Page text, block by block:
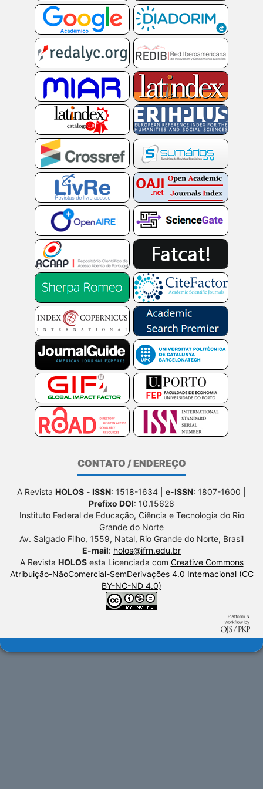
CONTATO / ENDEREÇO
A Revista HOLOS - ISSN: 1518-1634 | e-ISSN: 1807-1600 |
Prefixo DOI: 10.15628
Instituto Federal de Educação, Ciência e Tecnologia do Rio
Grande do Norte
Av. Salgado Filho, 1559, Natal, Rio Grande do Norte, Brasil
E-mail: holos@ifrn.edu.br
A Revista HOLOSesta Licenciada com Creative Commons
Atribuição-NãoComercial-SemDerivações 4.0 Internacional (CC
BY-NC-ND 4.0)